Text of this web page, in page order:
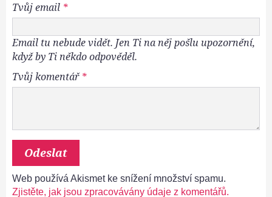
Tvůj email *
Email tu nebude vidět. Jen Ti na něj pošlu upozornění,
když by Ti někdo odpověděl.
Tvůj komentář*
Web používá Akismet ke snížení množství spamu.
Zjistěte, jak jsou zpracovávány údaje z komentářů.